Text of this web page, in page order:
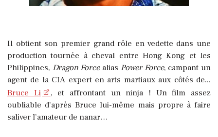
Il obtient son premier grand rôle en vedette dans une
production tournée à cheval entre Hong Kong et les
Philippines, Dragon Forcealias Power Force, campant un
agent de la CIA expert en arts martiaux aux côtés de...
Bruce Li
, et affrontant un ninja ! Un film assez
oubliable d’après Bruce lui-même mais propre à faire
saliver l’amateur de nanar…